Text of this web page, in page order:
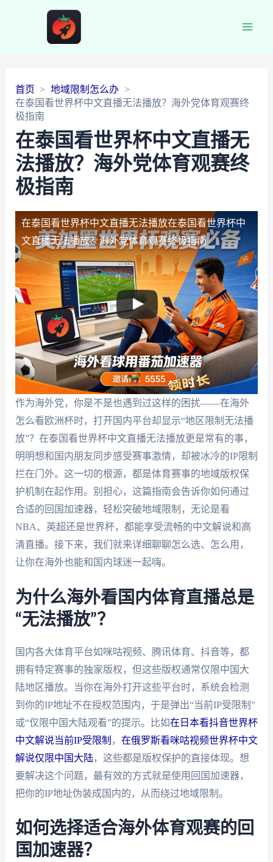
首页
地域限制怎么办
在泰国看世界杯中文直播无法播放？海外党体育观赛终
极指南
在泰国看世界杯中文直播无
法播放？海外党体育观赛终
极指南
在泰国看世界杯中文直播无法播放在泰国看世界杯中
文直播无法播放？海外党体育观赛终极指南
作为海外党，你是不是也遇到过这样的困扰——在海外
怎么看欧洲杯时，打开国内平台却显示“地区限制无法播
放”？在泰国看世界杯中文直播无法播放更是常有的事，
明明想和国内朋友同步感受赛事激情，却被冰冷的IP限制
拦在门外。这一切的根源，都是体育赛事的地域版权保
护机制在起作用。别担心，这篇指南会告诉你如何通过
合适的回国加速器，轻松突破地域限制，无论是看
NBA、英超还是世界杯，都能享受流畅的中文解说和高
清直播。接下来，我们就来详细聊聊怎么选、怎么用，
让你在海外也能和国内球迷一起嗨。
为什么海外看国内体育直播总是
“无法播放”？
国内各大体育平台如咪咕视频、腾讯体育、抖音等，都
拥有特定赛事的独家版权，但这些版权通常仅限中国大
陆地区播放。当你在海外打开这些平台时，系统会检测
到你的IP地址不在授权范围内，于是弹出“当前IP受限制”
或“仅限中国大陆观看”的提示。比如在日本看抖音世界杯
中文解说当前IP受限制 ， 在俄罗斯看咪咕视频世界杯中文
解说仅限中国大陆，这些都是版权保护的直接体现。想
要解决这个问题，最有效的方式就是使用回国加速器，
把你的IP地址伪装成国内的，从而绕过地域限制。
如何选择适合海外体育观赛的回
国加速器？